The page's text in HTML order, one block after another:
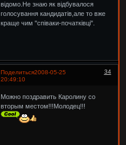
відомо.Не знаю як відбувалося
голосування кандидатів,але то вже
краще чим "співаки-початківці".
Поделиться 34
2008-05-25
20:49:10
Можно поздравить Каролину со
вторым местом!!!Молодец!!!